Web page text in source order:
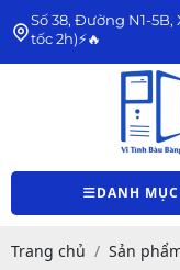
Số 38, Đường N1-
tốc 2h)⚡🔥
DANH
Trang chủ Sản